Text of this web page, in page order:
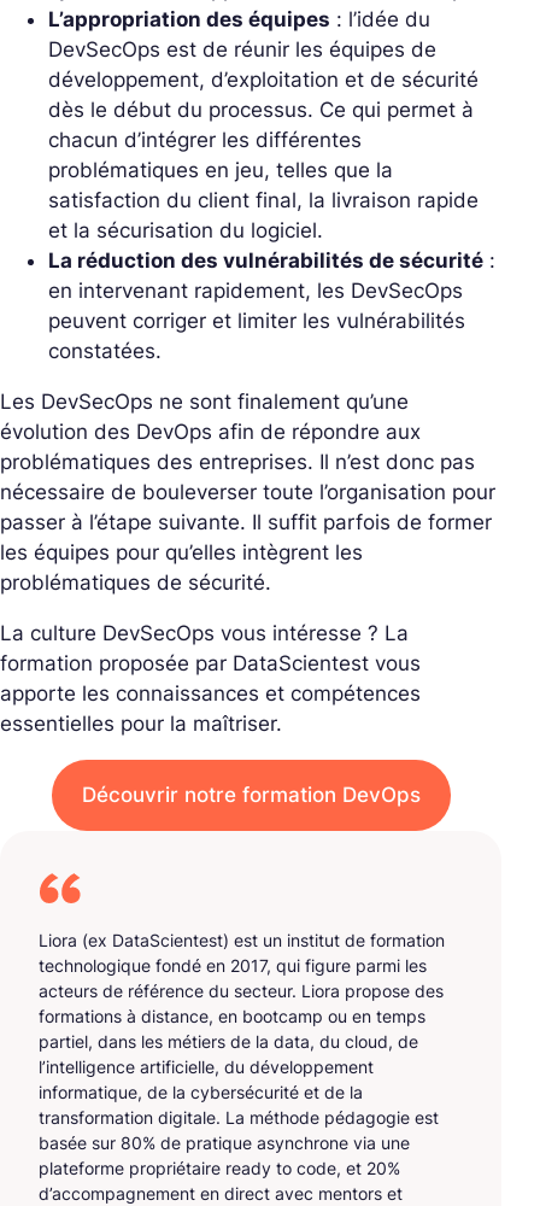
L’appropriation des équipes : l’idée du
DevSecOps est de réunir les équipes de
développement, d’exploitation et de sécurité
dès le début du processus. Ce qui permet à
chacun d’intégrer les différentes
problématiques en jeu, telles que la
satisfaction du client final, la livraison rapide
et la sécurisation du logiciel.
La réduction des vulnérabilités de sécurité :
en intervenant rapidement, les DevSecOps
peuvent corriger et limiter les vulnérabilités
constatées.
Les DevSecOps ne sont finalement qu’une
évolution des DevOps afin de répondre aux
problématiques des entreprises. Il n’est donc pas
nécessaire de bouleverser toute l’organisation pour
passer à l’étape suivante. Il suffit parfois de former
les équipes pour qu’elles intègrent les
problématiques de sécurité.
La culture DevSecOps vous intéresse ? La
formation proposée par DataScientest vous
apporte les connaissances et compétences
essentielles pour la maîtriser.
Découvrir notre formation DevOps
Liora (ex DataScientest) est un institut de formation
technologique fondé en 2017, qui figure parmi les
acteurs de référence du secteur. Liora propose des
formations à distance, en bootcamp ou en temps
partiel, dans les métiers de la data, du cloud, de
l’intelligence artificielle, du développement
informatique, de la cybersécurité et de la
transformation digitale. La méthode pédagogie est
basée sur 80% de pratique asynchrone via une
plateforme propriétaire ready to code, et 20%
d’accompagnement en direct avec mentors et